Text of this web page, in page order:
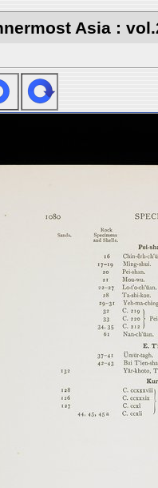
Asia :